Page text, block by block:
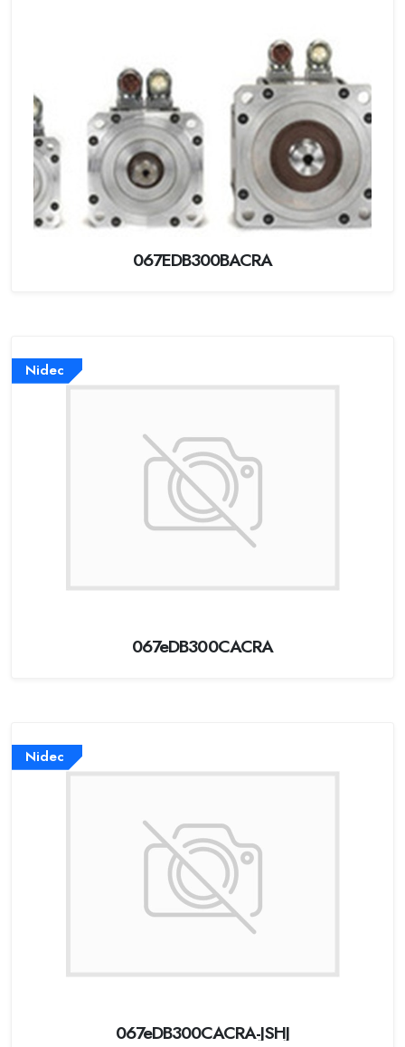
067EDB300BACRA
Nidec
067eDB300CACRA
Nidec
067eDB300CACRA-JSHJ